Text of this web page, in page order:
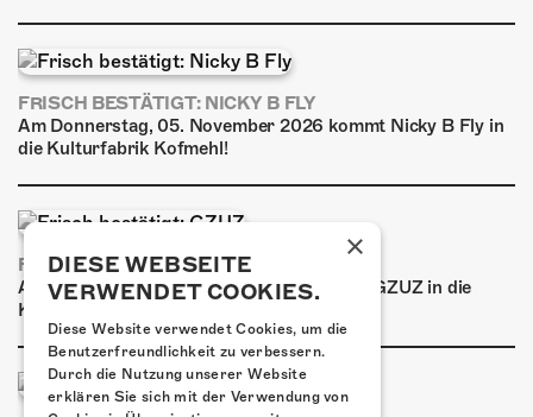
FRISCH BESTÄTIGT: NICKY B FLY
Am Donnerstag, 05. November 2026 kommt Nicky B Fly in
die Kulturfabrik Kofmehl!
FRISCH BESTÄTIGT: GZUZ
Am Donnerstag, 29. Oktober 2026 kommt GZUZ in die
Kulturfabrik Kofmehl!
×
DIESE WEBSEITE
VERWENDET COOKIES.
Diese Website verwendet Cookies, um die
Benutzerfreundlichkeit zu verbessern.
Durch die Nutzung unserer Website
erklären Sie sich mit der Verwendung von